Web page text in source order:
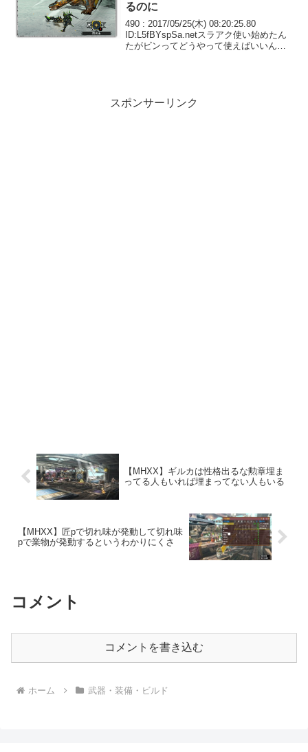
るのに
490 : 2017/05/25(木) 08:20:25.80
ID:L5fBYspSa.netスラアク使い始めたん
たがビンってどうやって使えばいいん
スポンサーリンク
【MHXX】ギルカは性格出るな勲章埋ま
ってる人もいれば埋まってない人もいる
【MHXX】匠pで切れ味が発動して切れ味
pで業物が発動するというわかりにくさ
コメント
コメントを書き込む
ホーム 武器・装備・ビルド